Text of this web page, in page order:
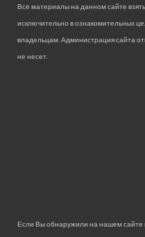
Все материалы на данном сайте
исключительно в ознакомительных
владельцам. Администрация сайта
не несет.
Если Вы обнаружили на нашем сайте